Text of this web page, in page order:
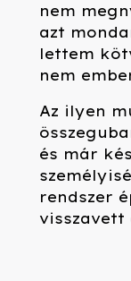
nem
azt
lettem
nem
Az ilyen
és már
rendszer
visszavett